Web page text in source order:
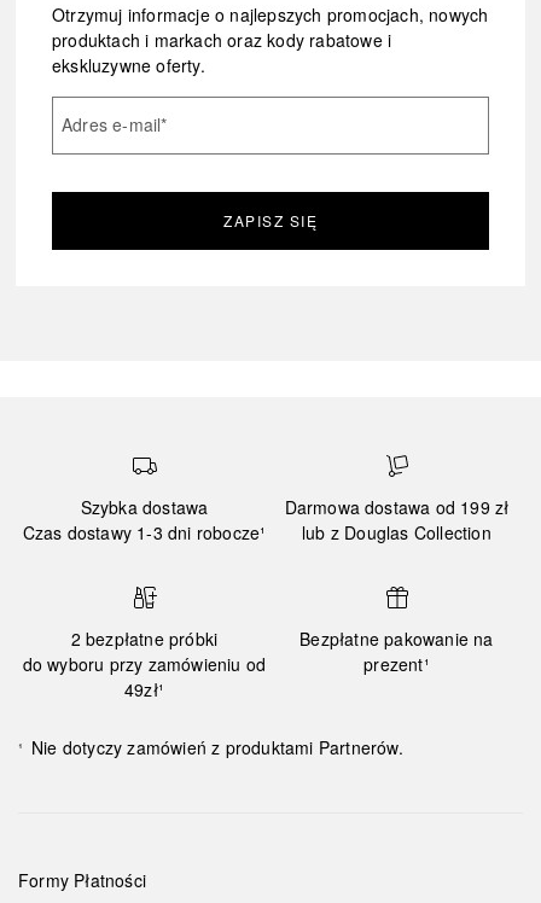
Otrzymuj informacje o najlepszych promocjach, nowych
produktach i markach oraz kody rabatowe i
ekskluzywne oferty.
Adres e-mail*
ZAPISZ SIĘ
Szybka dostawa
Czas dostawy 1-3 dni robocze¹
Darmowa dostawa od 199 zł
lub z Douglas Collection
2 bezpłatne próbki
do wyboru przy zamówieniu od
49zł¹
Bezpłatne pakowanie na
prezent¹
¹ Nie dotyczy zamówień z produktami Partnerów.
Formy Płatności